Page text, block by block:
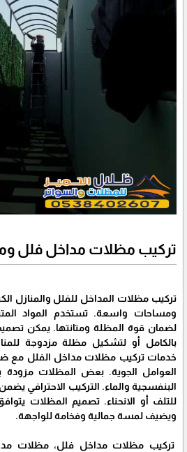
تركيب مظلات مداخل فلل
تركيب مظلات المداخل للفلل والمنازل
ومساحات واسعة. تستخدم المواد
لضمان قوة المظلة ومتانتها. يمكن
بالكامل أو لتشكيل مظلة مزدوجة
خدمات تركيب مظلات مداخل الفلل مع
العوامل الجوية. بعض المظلات
البنفسجية والماء. التركيب الاحترافي
للتلف أو الانحناء. تصميم المظلات
ويضيف لمسة جمالية وفخامة للواجهة.
تركيب مظلات مداخل فلل، مظلات